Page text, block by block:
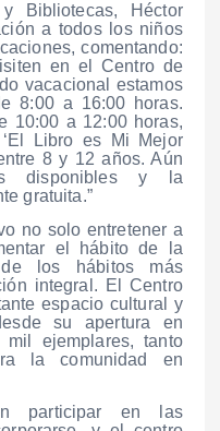
Bibliotecas, Héctor
a todos los niños
comentando:
en el Centro de
vacacional estamos
8:00 a 16:00 horas.
10:00 a 12:00 horas,
Libro es Mi Mejor
8 y 12 años. Aún
disponibles y la
gratuita.”
no solo entretener a
el hábito de la
de los hábitos más
integral. El Centro
espacio cultural y
su apertura en
ejemplares, tanto
la comunidad en
participar en las